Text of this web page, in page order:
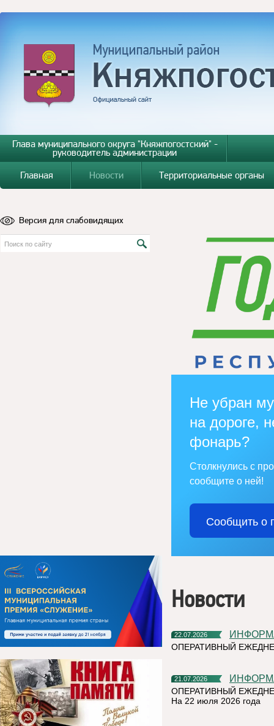
Глава муниципального округа "Княжпогостский" -
руководитель администрации
Главная
Новости Территориальные органы
Версия для слабовидящих
Не убран
на дороге,
фонарь?
Столкнулись с
сообщите о ней!
Сообщить о
Новости
22.07.2026
ОПЕРАТИВНЫЙ
21.07.2026
ОПЕРАТИВНЫЙ
На 22 июля 2026 года